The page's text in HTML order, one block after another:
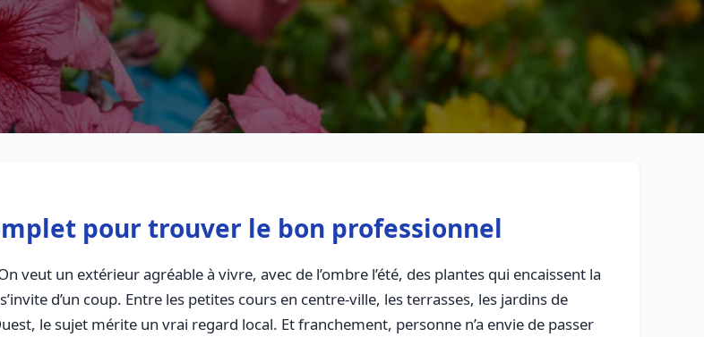
pour trouver le bon professionnel
veut un extérieur agréable à vivre, avec de l’ombre l’été, des plantes qui encaissent la
d’un coup. Entre les petites cours en centre-ville, les terrasses, les jardins de
le sujet mérite un vrai regard local. Et franchement, personne n’a envie de passer